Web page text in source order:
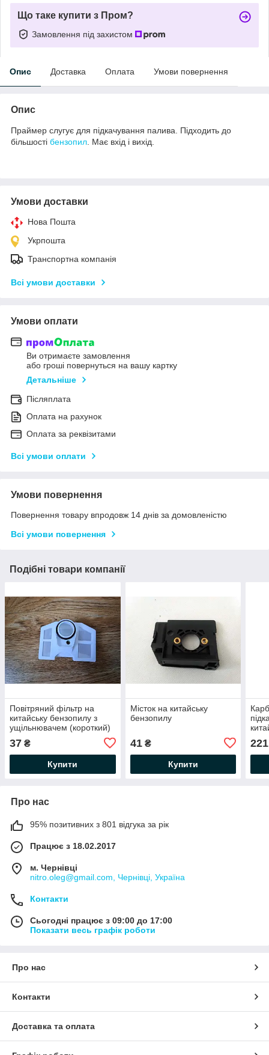
Що таке купити з Пром?
Замовлення під захистом
Опис Доставка Оплата Умови повернення
Опис
Праймер слугує для підкачування палива. Підходить до
більшості бензопил . Має вхід і вихід.
Умови доставки
Нова Пошта
Укрпошта
Транспортна компанія
Всі умови доставки
Умови оплати
Ви отримаєте замовлення
або гроші повернуться на вашу картку
Детальніше
Післяплата
Оплата на рахунок
Оплата за реквізитами
Всі умови оплати
Умови повернення
Повернення товару впродовж 14 днів за домовленістю
Всі умови повернення
Подібні товари компанії
Повітряний фільтр на
китайську бензопилу з
ущільнювачем (короткий)
37 ₴
Купити
Місток на китайську
бензопилу
41₴
Купити
221
Про нас
95% позитивних з 801 відгука за рік
Працює з 18.02.2017
м. Чернівці
nitro.oleg@gmail.com, Чернівці, Україна
Контакти
Сьогодні працює з 09:00 до 17:00
Показати весь графік роботи
Про нас
Контакти
Доставка та оплата